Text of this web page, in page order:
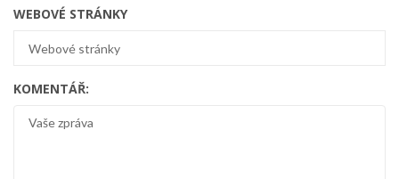
WEBOVÉ STRÁNKY
KOMENTÁŘ: